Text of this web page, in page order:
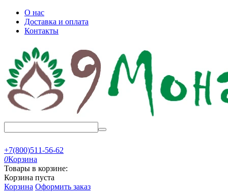
О нас
Доставка и оплата
Контакты
+7(800)511-56-62
0Корзина
Товары в корзине:
Корзина пуста
Корзина Оформить заказ